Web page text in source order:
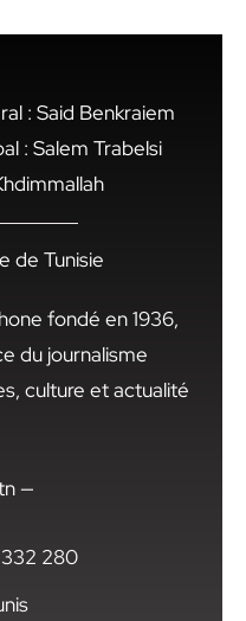
: Said Benkraiem
: Salem Trabelsi
de Tunisie
fondé en 1936,
du journalisme
culture et actualité
—
332 280